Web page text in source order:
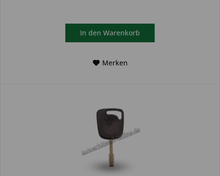
In den Warenkorb
Merken